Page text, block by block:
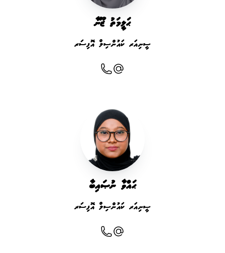
ޙަލީމަތު ޒޫނާ
ސީނިއަރ ކައުންސިލް އޮފިސަރ
ޙައްވާ ނުޞައިބާ
ސީނިއަރ ކައުންސިލް އޮފިސަރ